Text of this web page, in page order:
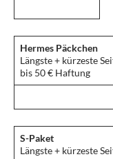
Hermes Päckchen
Längste + kürzeste
bis 50 € Haftung
S-Paket
Längste + kürzeste